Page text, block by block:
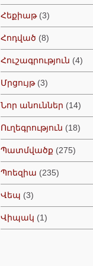
Հեքիաթ(3)
Հոդված (8)
Հուշագրություն (4)
Մրցույթ(3)
Նոր անուններ (14)
Ուղեգրություն (18)
Պատմվածք (275)
Պոեզիա (235)
Վեպ (3)
Վիպակ (1)